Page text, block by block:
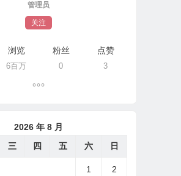
管理员
关注
浏览
6百万
粉丝
0
点赞
3
2026 年 8 月
三 四 五 六 日
1 2